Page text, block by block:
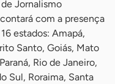
Jornalismo
com a presença
estados: Amapá,
Santo, Goiás, Mato
Rio de Janeiro,
Sul, Roraima, Santa